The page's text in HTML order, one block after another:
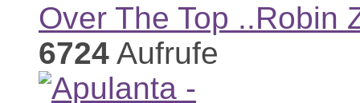
Over The Top ..Robin
6724 Aufrufe